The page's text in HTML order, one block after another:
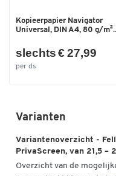
Kopieerpapier Navigator
Universal, DIN A4, 80 g/
slechts € 27,99
per ds
Varianten
Variantenoverzicht -
PrivaScreen, van 21,5 –
Overzicht van de